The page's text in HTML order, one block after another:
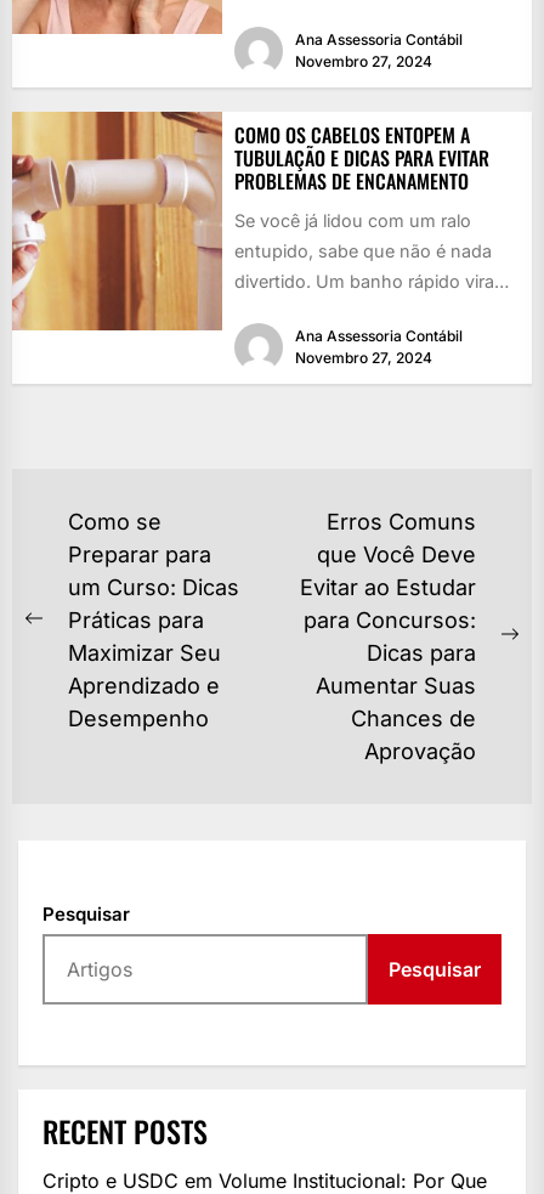
Ana Assessoria Contábil
Novembro 27, 2024
COMO OS CABELOS ENTOPEM A
TUBULAÇÃO E DICAS PARA EVITAR
PROBLEMAS DE ENCANAMENTO
Se você já lidou com um ralo
entupido, sabe que não é nada
divertido. Um banho rápido vira
Ana Assessoria Contábil
Novembro 27, 2024
NAVEGAÇÃO
POST
Previous
post:
Como se
Preparar para
um Curso: Dicas
Práticas para
Maximizar Seu
Aprendizado e
Desempenho
Erros Comuns
que Você Deve
Evitar ao Estudar
para Concursos:
Dicas para
Aumentar Suas
Chances de
Aprovação
Pesquisar
Pesquisar
RECENT POSTS
Cripto e USDC em Volume Institucional: Por Que